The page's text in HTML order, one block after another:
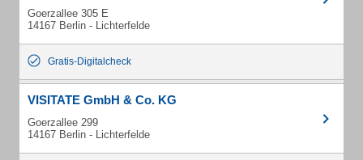
Goerzallee 305 E
14167 Berlin - Lichterfelde
Gratis-Digitalcheck
VISITATE GmbH & Co. KG
Goerzallee 299
14167 Berlin - Lichterfelde